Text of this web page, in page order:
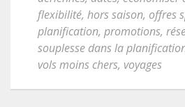
flexibilité, hors saison, offres
planification, promotions,
souplesse dans la
vols moins chers, voyages